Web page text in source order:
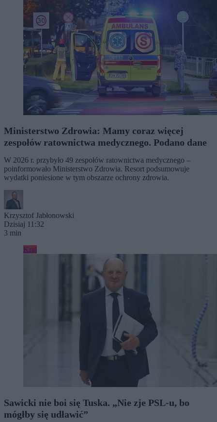
Ministerstwo Zdrowia: Mamy coraz więcej
zespołów ratownictwa medycznego. Podano dane
W 2026 r. przybyło 49 zespołów ratownictwa medycznego –
poinformowało Ministerstwo Zdrowia. Resort podsumowuje
wydatki poniesione w tym obszarze ochrony zdrowia.
Krzysztof Jabłonowski
Dzisiaj 11:32
3 min
Kraj
Sawicki nie boi się Tuska. „Nie zje PSL-u, bo
mógłby się udławić”